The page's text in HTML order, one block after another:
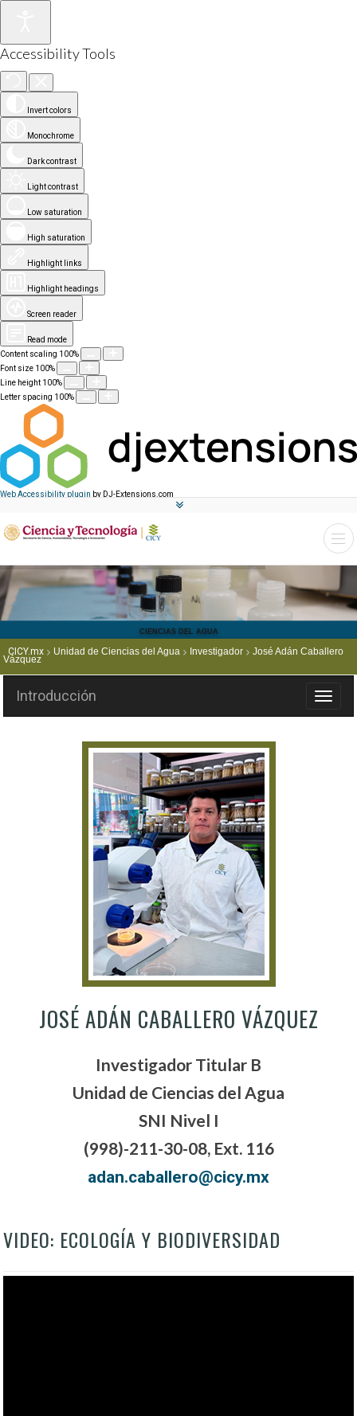
Accessibility Tools
Invert colors
Monochrome
Dark contrast
Light contrast
Low saturation
High saturation
Highlight links
Highlight headings
Screen reader
Read mode
Content scaling 100%
Font size 100%
Line height 100%
Letter spacing 100%
Web Accessibility plugin by DJ-Extensions.com
CIENCIAS DEL AGUA
CICY.mx Unidad de Ciencias del Agua Investigador José Adán Caballero
Vázquez
Introducción
JOSÉ ADÁN CABALLERO VÁZQUEZ
Investigador Titular B
Unidad de Ciencias del Agua
SNI Nivel I
(998)-211-30-08, Ext. 116
adan.caballero@cicy.mx
VIDEO: ECOLOGÍA Y BIODIVERSIDAD